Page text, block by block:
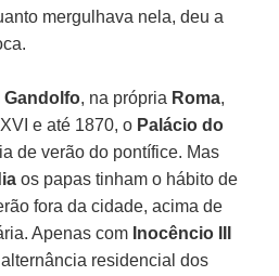
mergulhava nela, deu a
Gandolfo, na própria Roma,
e até 1870, o Palácio do
de verão do pontífice. Mas
os papas tinham o hábito de
fora da cidade, acima de
Apenas com Inocêncio III
residencial dos